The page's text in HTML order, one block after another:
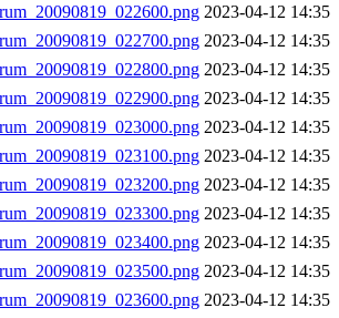
2023-04-12 14:35
2023-04-12 14:35
2023-04-12 14:35
2023-04-12 14:35
2023-04-12 14:35
2023-04-12 14:35
2023-04-12 14:35
2023-04-12 14:35
2023-04-12 14:35
2023-04-12 14:35
2023-04-12 14:35